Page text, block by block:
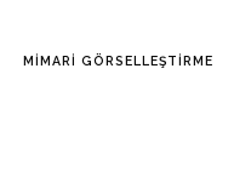
MIMARI GÖRSELLEŞTIRME